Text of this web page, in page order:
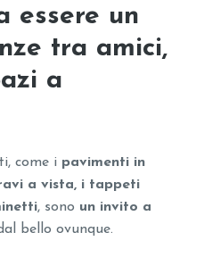
essere un
tra amici,
a
come i pavimenti in
a vista, i tappeti
, sono un invito a
bello ovunque.